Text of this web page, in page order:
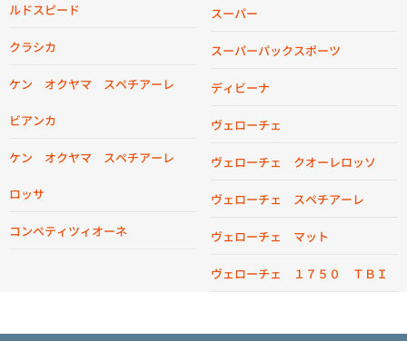
ルドスピード
クラシカ
ケン オクヤマ スペチアーレ
ビアンカ
ケン オクヤマ スペチアーレ
ロッサ
コンペティツィオーネ
スーパー
スーパーパックスポーツ
ディビーナ
ヴェローチェ
ヴェローチェ クオーレロッソ
ヴェローチェ スペチアーレ
ヴェローチェ マット
ヴェローチェ １７５０ ＴＢＩ